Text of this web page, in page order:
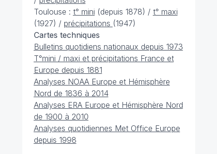
Toulouse : t° mini (depuis 1878) / t° maxi
(1927) / précipitations (1947)
Cartes techniques
Bulletins quotidiens nationaux depuis 1973
T°mini / maxi et précipitations France et
Europe depuis 1881
Analyses NOAA Europe et Hémisphère
Nord de 1836 à 2014
Analyses ERA Europe et Hémisphère Nord
de 1900 à 2010
Analyses quotidiennes Met Office Europe
depuis 1998